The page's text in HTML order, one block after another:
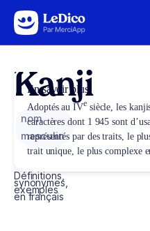
Aller au contenu
Kanji
nom
masculin
Définitions,
synonymes,
exemples
en français
En savoir plus
Adoptés au IVesiècle, les
caractères dont 1 945 sont
représentés par des traits, le
trait unique, le plus complexe